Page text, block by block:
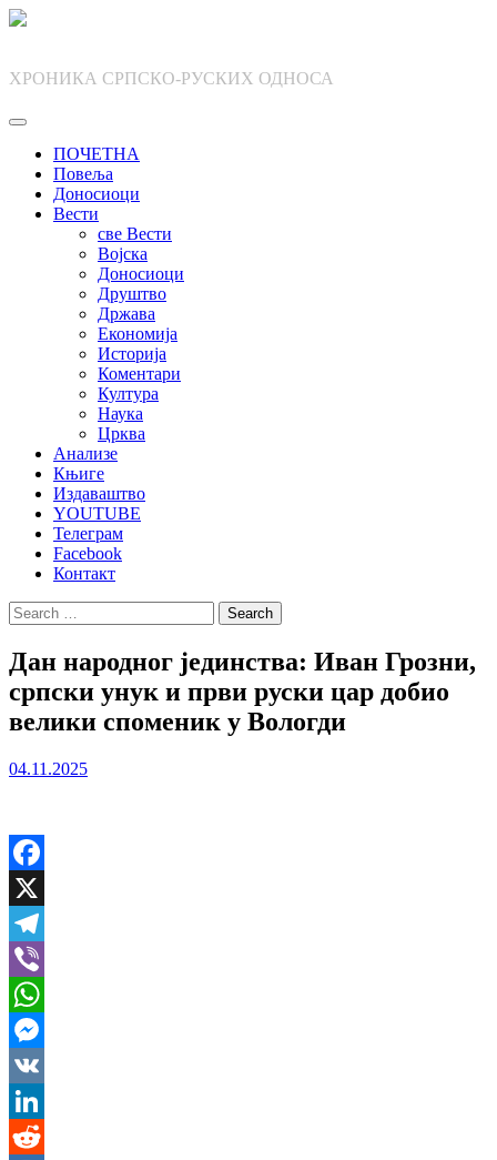
Skip
ХРОНИКА СРПСКО-РУСКИХ ОДНОСА
ПОЧЕТНА
Повеља
Доносиоци
Вести
све Вести
Војска
Доносиоци
Друштво
Држава
Економија
Историја
Коментари
Култура
Наука
Црква
Анализе
Књиге
Издаваштво
YOUTUBE
Телеграм
Facebook
Контакт
Search
for:
Дан народног јединства: Иван Грозни,
српски унук и први руски цар добио
велики споменик у Вологди
04.11.2025
Facebook
X
Telegram
Viber
WhatsApp
Messenger
VK
LinkedIn